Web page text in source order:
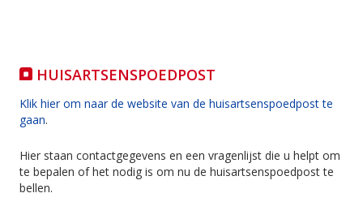
HUISARTSENSPOEDPOST
Klik hier om naar de website van de huisartsenspoedpost te
gaan.
Hier staan contactgegevens en een vragenlijst die u helpt om
te bepalen of het nodig is om nu de huisartsenspoedpost te
bellen.